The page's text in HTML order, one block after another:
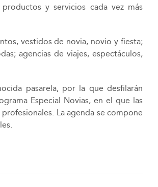
y servicios cada vez más
vestidos de novia, novio y fiesta;
agencias de viajes, espectáculos,
pasarela, por la que desfilarán
Especial Novias, en el que las
La agenda se compone